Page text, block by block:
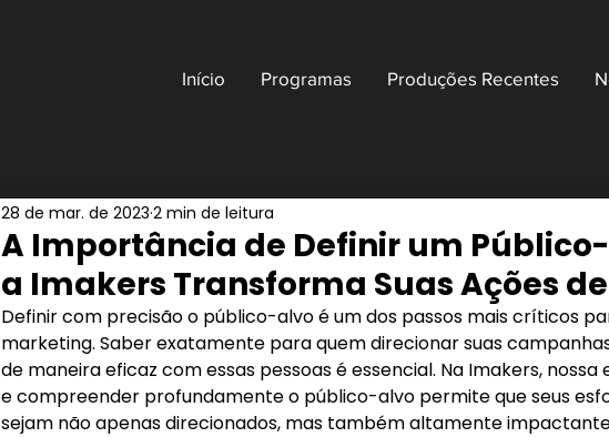
Início Programas Produções Recentes
A Importância de Definir um
a Imakers Transforma Suas Ações
28 de mar. de 2023 2 min de leitura
Definir com precisão o público-alvo é um dos passos mais críticos
marketing. Saber exatamente para quem direcionar suas
de maneira eficaz com essas pessoas é essencial. Na Imakers,
e compreender profundamente o público-alvo permite que seus
sejam não apenas direcionados, mas também altamente